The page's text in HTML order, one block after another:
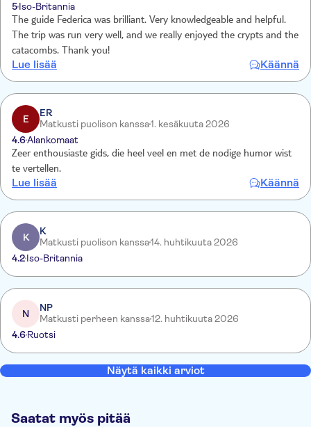
5Iso-Britannia
The guide Federica was brilliant. Very knowledgeable and helpful.
The trip was run very well, and we really enjoyed the crypts and the
catacombs. Thank you!
Lue lisää Käännä
E
ER
Matkusti puolison kanssa1. kesäkuuta 2026
4.6Alankomaat
Zeer enthousiaste gids, die heel veel en met de nodige humor wist
te vertellen.
Lue lisää Käännä
K
K
Matkusti puolison kanssa14. huhtikuuta 2026
4.2Iso-Britannia
N
NP
Matkusti perheen kanssa12. huhtikuuta 2026
4.6Ruotsi
Näytä kaikki arviot
Saatat myös pitää